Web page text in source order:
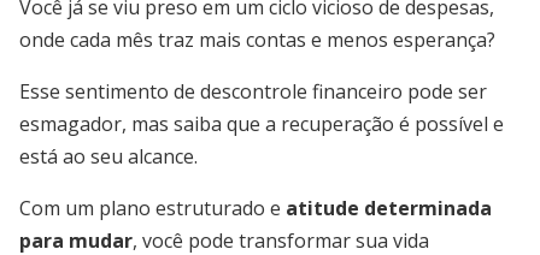
Você já se viu preso em um ciclo vicioso de despesas,
onde cada mês traz mais contas e menos esperança?
Esse sentimento de descontrole financeiro pode ser
esmagador, mas saiba que a recuperação é possível e
está ao seu alcance.
Com um plano estruturado e atitude determinada
para mudar, você pode transformar sua vida